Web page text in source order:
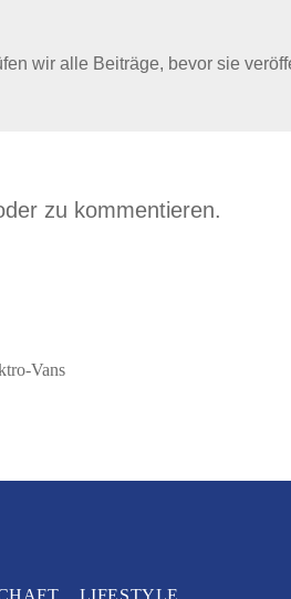
wir alle Beiträge, bevor sie
zu kommentieren.
Vans
LIFESTYLE